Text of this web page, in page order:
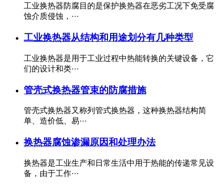
工业换热器防腐目的是保护换热器在恶劣工况下免受腐
蚀介质侵蚀，···
工业换热器从结构和用途划分有几种类型
工业换热器是用于工业过程中热能转换的关键设备，它
们的设计和类···
管壳式换热器管束的防腐措施
管壳式换热器又称列管式换热器，这种换热器结构简
单、造价低、易···
换热器腐蚀渗漏原因和处理办法
换热器是工业生产和日常生活中用于热能的传递常见设
备，由于工作···